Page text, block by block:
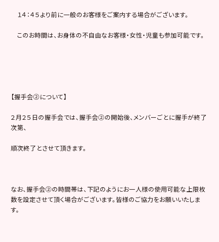
１４：４５より前に一般のお客様をご案内する場合がございます。
このお時間は、お身体の不自由なお客様・女性・児童も参加可能です。
【握手会②について】
２月２５日の握手会では、握手会②の開始後、メンバーごとに握手が終了
次第、
順次終了とさせて頂きます。
なお、握手会②の時間帯は、下記のようにお一人様の使用可能な上限枚
数を設定させて頂く場合がございます。皆様のご協力をお願いいたしま
す。